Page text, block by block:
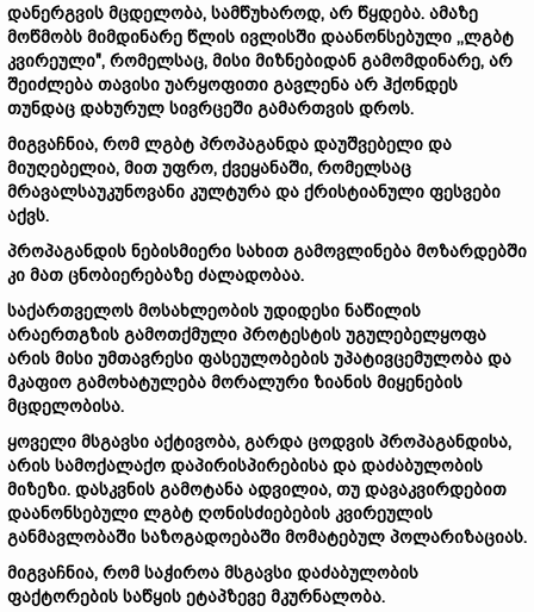
დანერგვის მცდელობა, სამწუხაროდ, არ წყდება. ამაზე
მოწმობს მიმდინარე წლის ივლისში დაანონსებული ,,ლგბტ
კვირეული", რომელსაც, მისი მიზნებიდან გამომდინარე, არ
შეიძლება თავისი უარყოფითი გავლენა არ ჰქონდეს
თუნდაც დახურულ სივრცეში გამართვის დროს.
მიგვაჩნია, რომ ლგბტ პროპაგანდა დაუშვებელი და
მიუღებელია, მით უფრო, ქვეყანაში, რომელსაც
მრავალსაუკუნოვანი კულტურა და ქრისტიანული ფესვები
აქვს.
პროპაგანდის ნებისმიერი სახით გამოვლინება მოზარდებში
კი მათ ცნობიერებაზე ძალადობაა.
საქართველოს მოსახლეობის უდიდესი ნაწილის
არაერთგზის გამოთქმული პროტესტის უგულებელყოფა
არის მისი უმთავრესი ფასეულობების უპატივცემულობა და
მკაფიო გამოხატულება მორალური ზიანის მიყენების
მცდელობისა.
ყოველი მსგავსი აქტივობა, გარდა ცოდვის პროპაგანდისა,
არის სამოქალაქო დაპირისპირებისა და დაძაბულობის
მიზეზი. დასკვნის გამოტანა ადვილია, თუ დავაკვირდებით
დაანონსებული ლგბტ ღონისძიებების კვირეულის
განმავლობაში საზოგადოებაში მომატებულ პოლარიზაციას.
მიგვაჩნია, რომ საჭიროა მსგავსი დაძაბულობის
ფაქტორების საწყის ეტაპზევე მკურნალობა.